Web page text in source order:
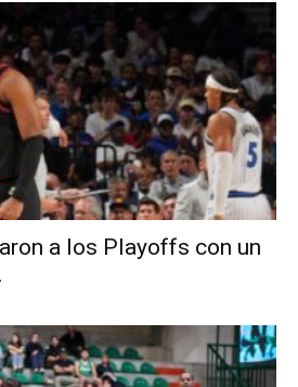
a los Playoffs con un